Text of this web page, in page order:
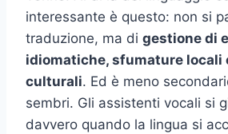
interessante è questo: non si
traduzione, ma di gestione di
idiomatiche, sfumature locali
culturali. Ed è meno
sembri. Gli assistenti vocali si
davvero quando la lingua si